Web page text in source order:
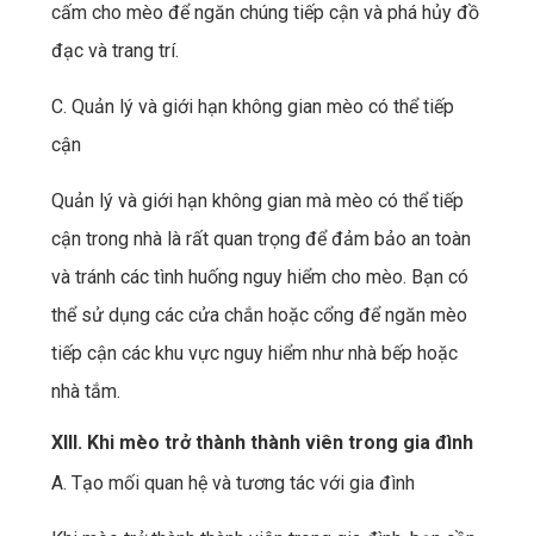
cấm cho mèo để ngăn chúng tiếp cận và phá hủy đồ
đạc và trang trí.
C. Quản lý và giới hạn không gian mèo có thể tiếp
cận
Quản lý và giới hạn không gian mà mèo có thể tiếp
cận trong nhà là rất quan trọng để đảm bảo an toàn
và tránh các tình huống nguy hiểm cho mèo. Bạn có
thể sử dụng các cửa chắn hoặc cổng để ngăn mèo
tiếp cận các khu vực nguy hiểm như nhà bếp hoặc
nhà tắm.
XIII. Khi mèo trở thành thành viên trong gia đình
A. Tạo mối quan hệ và tương tác với gia đình